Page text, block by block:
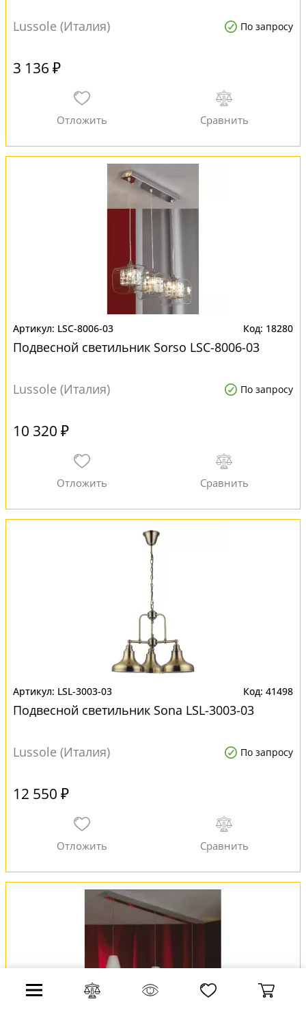
Lussole (Италия) По запросу
3 136 ₽
LSC-8006-03 18280
Подвесной светильник Sorso LSC-8006-03
Lussole (Италия) По запросу
10 320 ₽
LSL-3003-03 41498
Подвесной светильник Sona LSL-3003-03
Lussole (Италия) По запросу
12 550 ₽